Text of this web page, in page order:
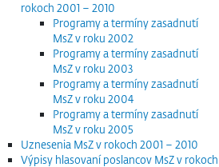
rokoch 2001 – 2010
Programy a termíny zasadnutí
MsZ v roku 2002
Programy a termíny zasadnutí
MsZ v roku 2003
Programy a termíny zasadnutí
MsZ v roku 2004
Programy a termíny zasadnutí
MsZ v roku 2005
Uznesenia MsZ v rokoch 2001 – 2010
Výpisy hlasovaní poslancov MsZ v rokoch